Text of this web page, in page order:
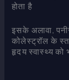
होता है
इसके अलावा,
कोलेस्ट्रॉल के
हृदय स्वास्थ्य को